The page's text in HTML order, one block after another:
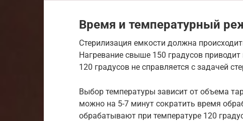
Время и температурный
Стерилизация емкости должна
Нагревание свыше 150 градусов
120 градусов не справляется с задачей
Выбор температуры зависит от объема
можно на 5-7 минут сократить время
обрабатывают при температуре 120